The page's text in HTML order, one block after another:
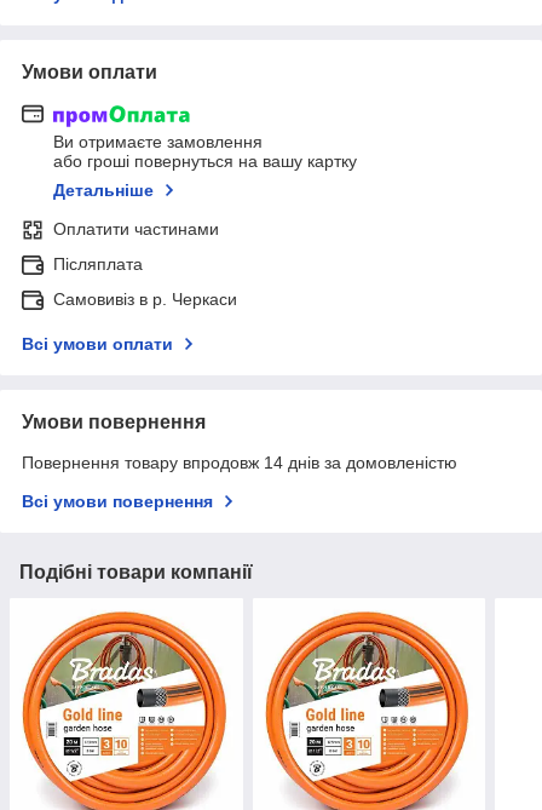
Умови оплати
Ви отримаєте замовлення
або гроші повернуться на вашу картку
Детальніше
Оплатити частинами
Післяплата
Самовивіз в р. Черкаси
Всі умови оплати
Умови повернення
Повернення товару впродовж 14 днів за домовленістю
Всі умови повернення
Подібні товари компанії